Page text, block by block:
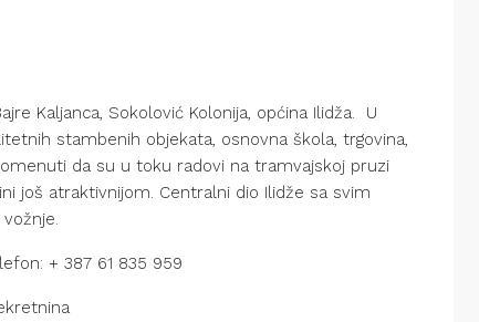
Kaljanca, Sokolović Kolonija, općina Ilidža. U
stambenih objekata, osnovna škola, trgovina,
da su u toku radovi na tramvajskoj pruzi
još atraktivnijom. Centralni dio Ilidže sa svim
+ 387 61 835 959